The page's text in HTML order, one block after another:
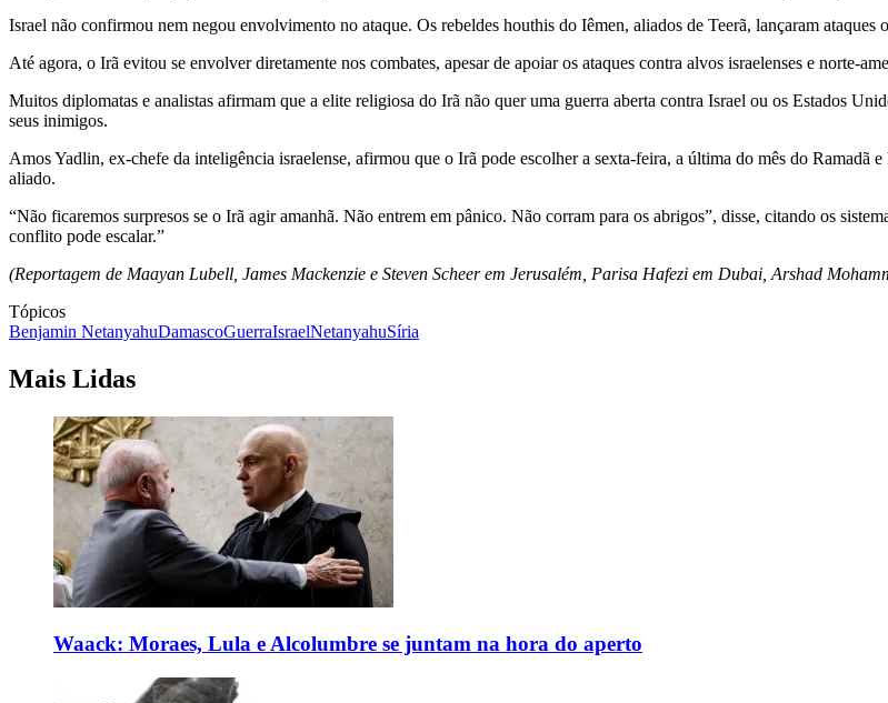
Israel não confirmou nem negou envolvimento no ataque. Os rebeldes houthis do Iêmen, aliados de Teerã, lançaram
Até agora, o Irã evitou se envolver diretamente nos combates, apesar de apoiar os ataques contra alvos israelenses e norte-
Muitos diplomatas e analistas afirmam que a elite religiosa do Irã não quer uma guerra aberta contra Israel ou os Estados
seus inimigos.
Amos Yadlin, ex-chefe da inteligência israelense, afirmou que o Irã pode escolher a sexta-feira, a última do mês do Ramadã
aliado.
“Não ficaremos surpresos se o Irã agir amanhã. Não entrem em pânico. Não corram para os abrigos”, disse, citando os
conflito pode escalar.”
(Reportagem de Maayan Lubell, James Mackenzie e Steven Scheer em Jerusalém, Parisa Hafezi em Dubai, Arshad
Tópicos
Benjamin NetanyahuDamascoGuerraIsraelNetanyahuSíria
Mais Lidas
Waack: Moraes, Lula e Alcolumbre se juntam na hora do aperto